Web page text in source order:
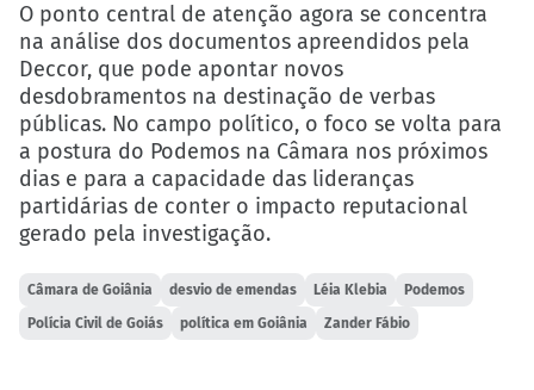
O ponto central de atenção agora se concentra
na análise dos documentos apreendidos pela
Deccor, que pode apontar novos
desdobramentos na destinação de verbas
públicas. No campo político, o foco se volta para
a postura do Podemos na Câmara nos próximos
dias e para a capacidade das lideranças
partidárias de conter o impacto reputacional
gerado pela investigação.
Câmara de Goiânia desvio de emendas Léia Klebia Podemos
Polícia Civil de Goiás política em Goiânia Zander Fábio